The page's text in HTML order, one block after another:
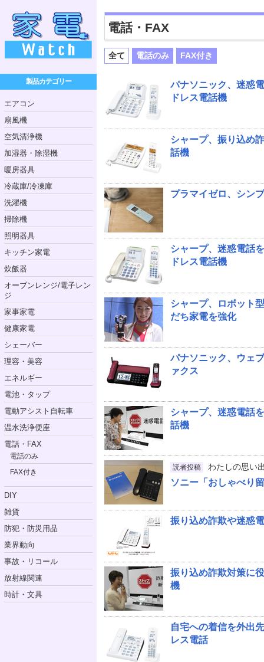
電話・FAX
全て 電話のみ FAX付き
パナソニック、迷惑
ドレス電話機
シャープ、振り込め
話機
プラマイゼロ、シン
シャープ、迷惑電話
ドレス電話機
シャープ、ロボット
だち家電を強化
パナソニック、ウェ
ァクス
シャープ、迷惑電話
話機
読者投稿 わたしの思い
ソニー「おしゃべり
振り込め詐欺や迷惑
振り込め詐欺対策に
機
自宅への着信を外出
レス電話
製品カテゴリー
エアコン
扇風機
空気清浄機
加湿器・除湿機
暖房器具
冷蔵庫/冷凍庫
洗濯機
掃除機
照明器具
キッチン家電
炊飯器
オーブンレンジ/電子レン
ジ
家事家電
健康家電
シェーバー
理容・美容
エネルギー
電池・タップ
電動アシスト自転車
温水洗浄便座
電話・FAX
電話のみ
FAX付き
DIY
雑貨
防犯・防災用品
業界動向
事故・リコール
放射線関連
時計・文具